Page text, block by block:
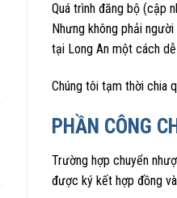
Quá trình đăng bộ (cập
Nhưng không phải
tại Long An một cách
Chúng tôi tạm thời chia
PHẦN CÔNG
Trường hợp chuyển
được ký kết hợp đồng